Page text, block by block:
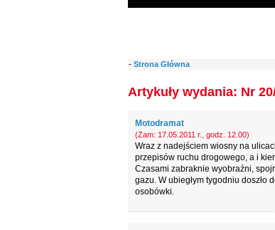
- Strona Główna
Artykuły wydania: Nr
Motodramat
(Zam: 17.05.2011 r., godz. 12.00)
Wraz z nadejściem wiosny na
przepisów ruchu drogowego, a i
Czasami zabraknie wyobraźni,
gazu. W ubiegłym tygodniu doszło
osobówki.